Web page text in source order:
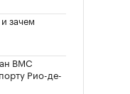
зачем
ВМС
Рио-де-